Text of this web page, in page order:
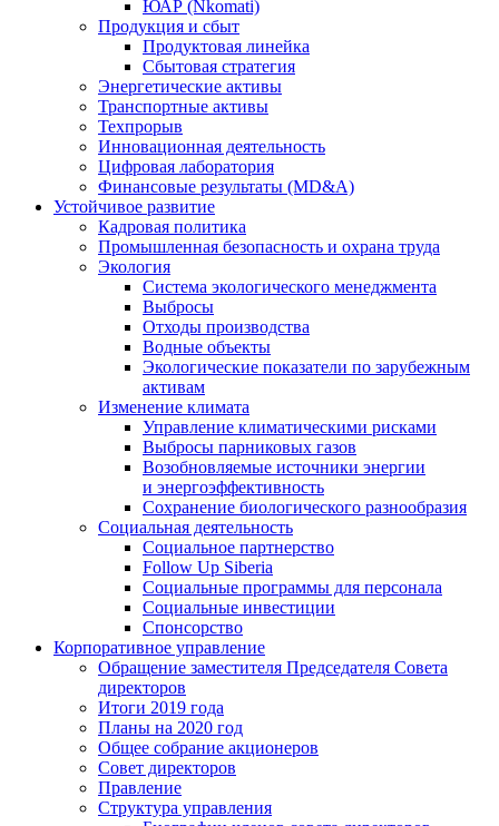
ЮАР (Nkomati)
Продукция и сбыт
Продуктовая линейка
Сбытовая стратегия
Энергетические активы
Транспортные активы
Техпрорыв
Инновационная деятельность
Цифровая лаборатория
Финансовые результаты (MD&A)
Устойчивое развитие
Кадровая политика
Промышленная безопасность и охрана труда
Экология
Система экологического менеджмента
Выбросы
Отходы производства
Водные объекты
Экологические показатели по зарубежным
активам
Изменение климата
Управление климатическими рисками
Выбросы парниковых газов
Возобновляемые источники энергии
и энергоэффективность
Сохранение биологического разнообразия
Социальная деятельность
Социальное партнерство
Follow Up Siberia
Социальные программы для персонала
Социальные инвестиции
Спонсорство
Корпоративное управление
Обращение заместителя Председателя Совета
директоров
Итоги 2019 года
Планы на 2020 год
Общее собрание акционеров
Совет директоров
Правление
Структура управления